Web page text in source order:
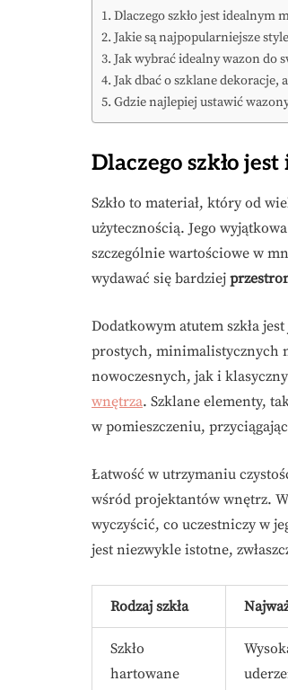
Dlaczego szkło jest idealnym
Jakie są najpopularniejsze
Jak wybrać idealny wazon do
Jak dbać o szklane dekoracje,
Gdzie najlepiej ustawić
Dlaczego szkło
Szkło to materiał, który od
użytecznością. Jego wyjątkowa
szczególnie wartościowe w
wydawać się bardziej
Dodatkowym atutem szkła jest
prostych, minimalistycznych
nowoczesnych, jak i
wnętrza. Szklane elementy,
w pomieszczeniu,
Łatwość w utrzymaniu
wśród projektantów wnętrz.
wyczyścić, co uczestniczy w
jest niezwykle istotne,
Rodzaj szkła
Szkło
hartowane